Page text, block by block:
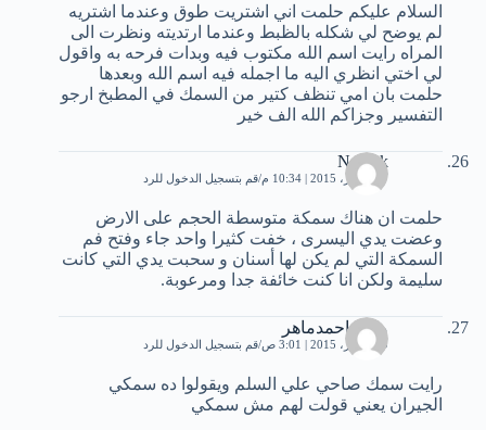
السلام عليكم حلمت اني اشتريت طوق وعندما اشتريه
لم يوضح لي شكله بالظبط وعندما ارتديته ونظرت الى
المراه رايت اسم الله مكتوب فيه وبدات فرحه به واقول
لي اختي انظري اليه ما اجمله فيه اسم الله وبعدها
حلمت بان امي تنظف كتير من السمك في المطبخ ارجو
التفسير وجزاكم الله الف خير
Nadiok
17 أكتوبر، 2015 | 10:34 م قم بتسجيل الدخول للرد
حلمت ان هناك سمكة متوسطة الحجم على الارض
وعضت يدي اليسرى ، خفت كثيرا واحد جاء وفتح فم
السمكة التي لم يكن لها أسنان و سحبت يدي التي كانت
سليمة ولكن انا كنت خائفة جدا ومرعوبة.
محمداحمدماهر
19 أكتوبر، 2015 | 3:01 ص قم بتسجيل الدخول للرد
رايت سمك صاحي علي السلم ويقولوا ده سمكي
الجيران يعني قولت لهم مش سمكي